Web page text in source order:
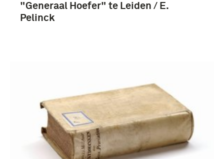
"Generaal Hoefer" te Leiden / E.
Pelinck